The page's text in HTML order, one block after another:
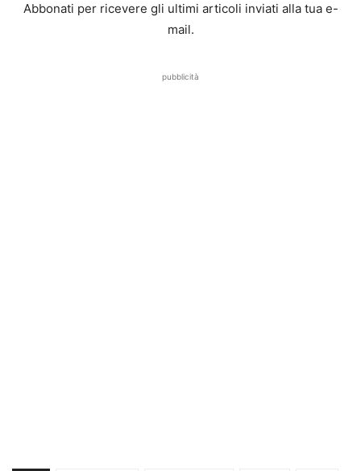
Abbonati per ricevere gli ultimi articoli inviati alla tua e-
mail.
pubblicità